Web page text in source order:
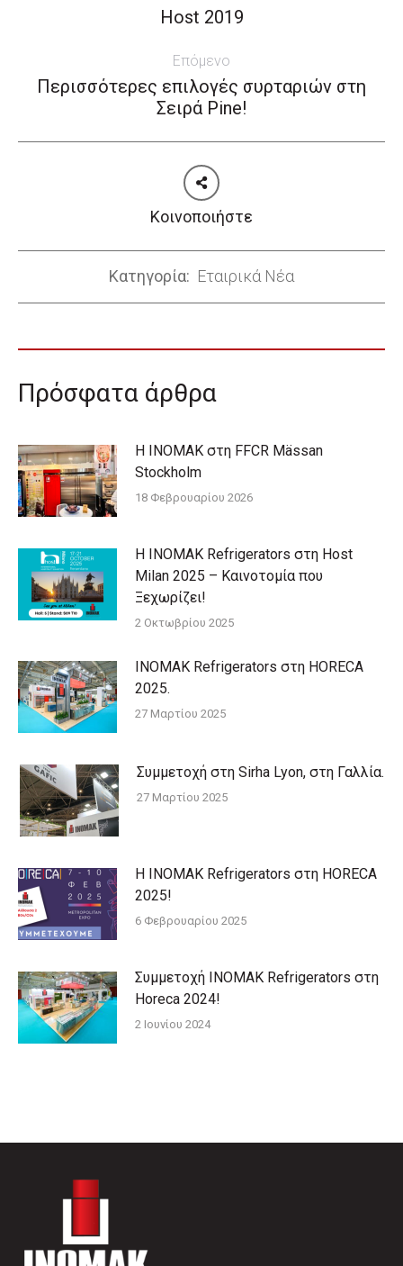
navigation
Previous
Host 2019
Επόμενο
Next
Περισσότερες επιλογές συρταριών στη
Σειρά Pine!
Κοινοποιήστε
Κατηγορία: Εταιρικά Νέα
Πρόσφατα άρθρα
Η INOMAK στη FFCR Mässan
Stockholm
18 Φεβρουαρίου 2026
Η INOMAK Refrigerators στη Host
Milan 2025 – Καινοτομία που
Ξεχωρίζει!
2 Οκτωβρίου 2025
ΙΝΟΜΑΚ Refrigerators στη HORECA
2025.
27 Μαρτίου 2025
Συμμετοχή στη Sirha Lyon, στη Γαλλία.
27 Μαρτίου 2025
Η ΙΝΟΜΑΚ Refrigerators στη HORECA
2025!
6 Φεβρουαρίου 2025
Συμμετοχή ΙΝΟΜΑΚ Refrigerators στη
Horeca 2024!
2 Ιουνίου 2024